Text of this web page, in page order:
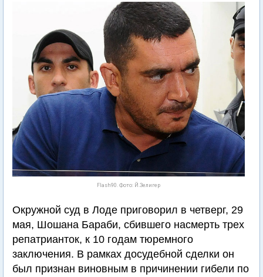
Flash90. Фото: Й.Зелигер
Окружной суд в Лоде приговорил в четверг, 29
мая, Шошана Бараби, сбившего насмерть трех
репатрианток, к 10 годам тюремного
заключения. В рамках досудебной сделки он
был признан виновным в причинении гибели по